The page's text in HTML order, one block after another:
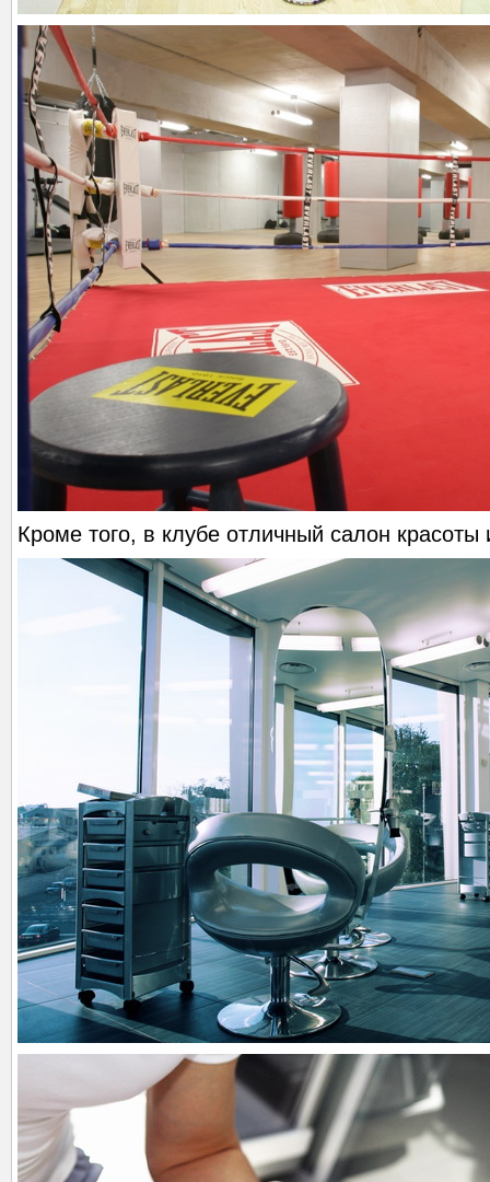
Кроме того, в клубе отличный салон красоты